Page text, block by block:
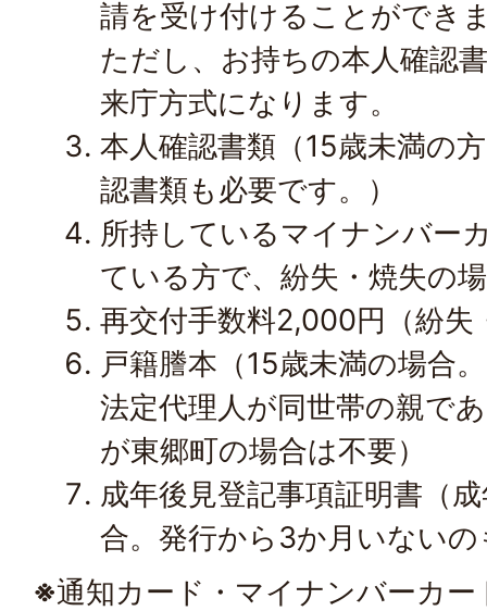
請を受け付けることができ
ただし、お持ちの本人確認
来庁方式になります。
本人確認書類（15歳未満の
認書類も必要です。）
所持しているマイナンバー
ている方で、紛失・焼失の
再交付手数料2,000円（紛失
戸籍謄本（15歳未満の場合
法定代理人が同世帯の親で
が東郷町の場合は不要）
成年後見登記事項証明書（
合。発行から3か月いないの
※通知カード・マイナンバーカ